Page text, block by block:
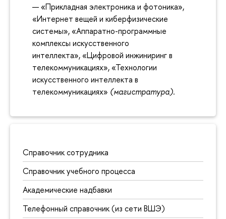
«Прикладная электроника и фотоника»,
«Интернет вещей и киберфизические
системы», «Аппаратно-программные
комплексы искусственного
интеллекта», «Цифровой инжиниринг в
телекоммуникациях», «Технологии
искусственного интеллекта в
телекоммуникациях» (магистратура).
Справочник сотрудника
Справочник учебного процесса
Академические надбавки
Телефонный справочник (из сети ВШЭ)